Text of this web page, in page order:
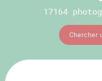
17164
Chercher